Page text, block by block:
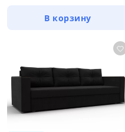
В корзину